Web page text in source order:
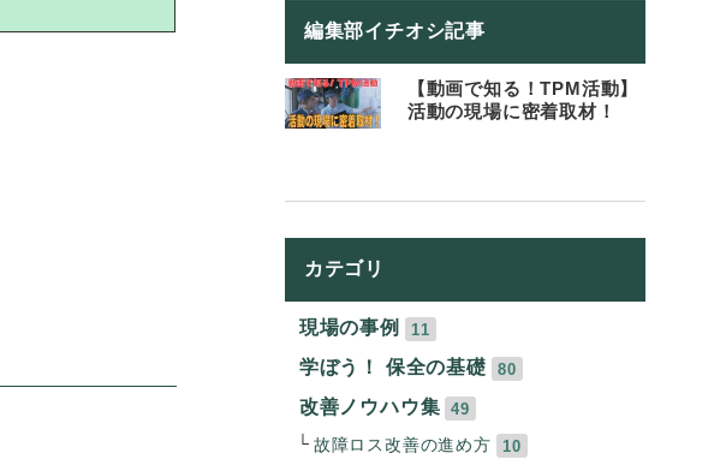
編集部イチオシ記事
【動画で知る！TPM活動】
活動の現場に密着取材！
カテゴリ
現場の事例 11
学ぼう！ 保全の基礎 80
改善ノウハウ集 49
故障ロス改善の進め方
10